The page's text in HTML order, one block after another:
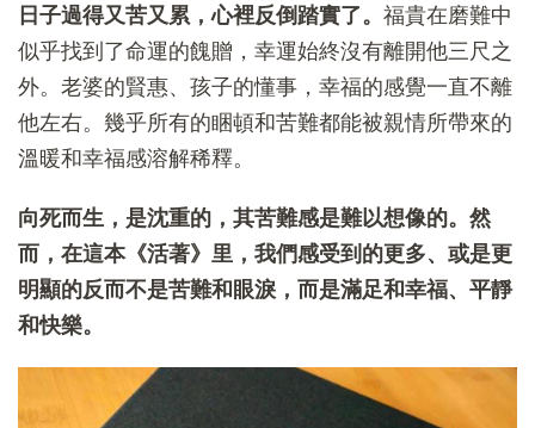
日子過得又苦又累，心裡反倒踏實了。 福貴在磨難中
似乎找到了命運的餽贈，幸運始終沒有離開他三尺之
外。老婆的賢惠、孩子的懂事，幸福的感覺一直不離
他左右。幾乎所有的睏頓和苦難都能被親情所帶來的
溫暖和幸福感溶解稀釋。
向死而生，是沈重的，其苦難感是難以想像的。然
而，在這本《活著》里，我們感受到的更多、或是更
明顯的反而不是苦難和眼淚，而是滿足和幸福、平靜
和快樂。